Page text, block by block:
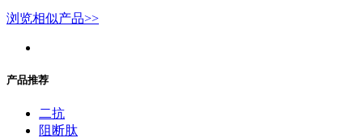
浏览相似产品>>
产品推荐
二抗
阻断肽